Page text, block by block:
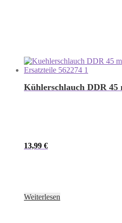
Kühlerschlauch DDR 45
13,99 €
Weiterlesen